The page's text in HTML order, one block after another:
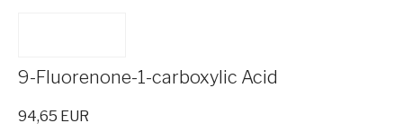
9-Fluorenone-1-carboxylic Acid
94,65 EUR